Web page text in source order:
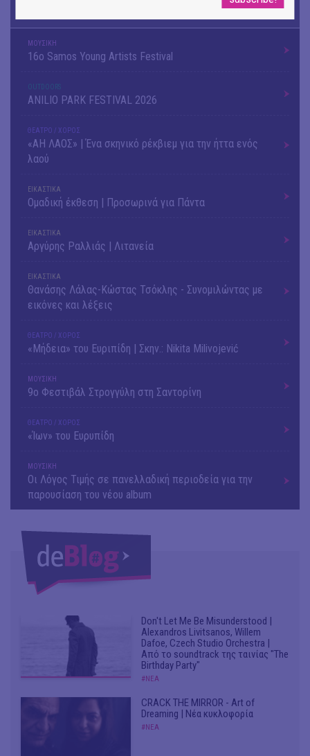
ΜΟΥΣΙΚΗ
16o Samos Young Artists Festival
OUTDΟORS
ANILIO PARK FESTIVAL 2026
ΘΕΑΤΡΟ / ΧΟΡΟΣ
«ΑΗ ΛΑΟΣ» | Ένα σκηνικό ρέκβιεμ για την ήττα ενός
λαού
ΕΙΚΑΣΤΙΚΑ
Ομαδική έκθεση | Προσωρινά για Πάντα
ΕΙΚΑΣΤΙΚΑ
Αργύρης Ραλλιάς | Λιτανεία
ΕΙΚΑΣΤΙΚΑ
Θανάσης Λάλας-Κώστας Τσόκλης - Συνομιλώντας με
εικόνες και λέξεις
ΘΕΑΤΡΟ / ΧΟΡΟΣ
«Μήδεια» του Ευριπίδη | Σκην.: Nikita Milivojević
ΜΟΥΣΙΚΗ
9o Φεστιβάλ Στρογγύλη στη Σαντορίνη
ΘΕΑΤΡΟ / ΧΟΡΟΣ
«Ίων» του Ευρυπίδη
ΜΟΥΣΙΚΗ
Οι Λόγος Τιμής σε πανελλαδική περιοδεία για την
παρουσίαση του νέου album
Don't Let Me Be Misunderstood |
Alexandros Livitsanos, Willem
Dafoe, Czech Studio Orchestra |
Από το soundtrack της ταινίας "The
Birthday Party"
#ΝΕΑ
CRACK THE MIRROR - Art of
Dreaming | Νέα κυκλοφορία
#ΝΕΑ